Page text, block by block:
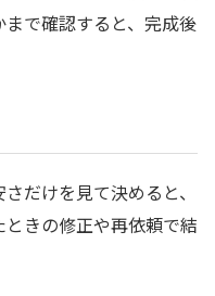
で確認すると、完成後
だけを見て決めると、
きの修正や再依頼で結